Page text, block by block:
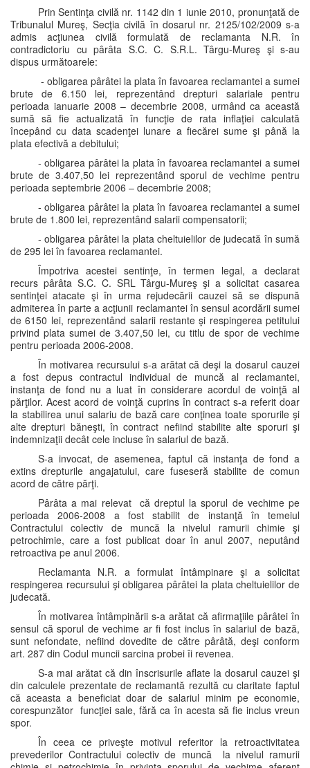
Prin Sentinţa civilă nr. 1142 din 1 iunie 2010, pronunţată de
Tribunalul Mureş, Secţia civilă în dosarul nr. 2125/102/2009 s-a
admis acţiunea civilă formulată de reclamanta N.R. în
contradictoriu cu pârâta S.C. C. S.R.L. Târgu-Mureş şi s-au
dispus următoarele:
- obligarea pârâtei la plata în favoarea reclamantei a sumei
brute de 6.150 lei, reprezentând drepturi salariale pentru
perioada ianuarie 2008 – decembrie 2008, urmând ca această
sumă să fie actualizată în funcţie de rata inflaţiei calculată
începând cu data scadenţei lunare a fiecărei sume şi până la
plata efectivă a debitului;
- obligarea pârâtei la plata în favoarea reclamantei a sumei
brute de 3.407,50 lei reprezentând sporul de vechime pentru
perioada septembrie 2006 – decembrie 2008;
- obligarea pârâtei la plata în favoarea reclamantei a sumei
brute de 1.800 lei, reprezentând salarii compensatorii;
- obligarea pârâtei la plata cheltuielilor de judecată în sumă
de 295 lei în favoarea reclamantei.
Împotriva acestei sentinţe, în termen legal, a declarat
recurs pârâta S.C. C. SRL Târgu-Mureş şi a solicitat casarea
sentinţei atacate şi în urma rejudecării cauzei să se dispună
admiterea în parte a acţiunii reclamantei în sensul acordării sumei
de 6150 lei, reprezentând salarii restante şi respingerea petitului
privind plata sumei de 3.407,50 lei, cu titlu de spor de vechime
pentru perioada 2006-2008.
În motivarea recursului s-a arătat că deşi la dosarul cauzei
a fost depus contractul individual de muncă al reclamantei,
instanţa de fond nu a luat în considerare acordul de voinţă al
părţilor. Acest acord de voinţă cuprins în contract s-a referit doar
la stabilirea unui salariu de bază care conţinea toate sporurile şi
alte drepturi băneşti, în contract nefiind stabilite alte sporuri şi
indemnizaţii decât cele incluse în salariul de bază.
S-a invocat, de asemenea, faptul că instanţa de fond a
extins drepturile angajatului, care fuseseră stabilite de comun
acord de către părţi.
Pârâta a mai relevat că dreptul la sporul de vechime pe
perioada 2006-2008 a fost stabilit de instanţă în temeiul
Contractului colectiv de muncă la nivelul ramurii chimie şi
petrochimie, care a fost publicat doar în anul 2007, neputând
retroactiva pe anul 2006.
Reclamanta N.R. a formulat întâmpinare şi a solicitat
respingerea recursului şi obligarea pârâtei la plata cheltuielilor de
judecată.
În motivarea întâmpinării s-a arătat că afirmaţiile pârâtei în
sensul că sporul de vechime ar fi fost inclus în salariul de bază,
sunt nefondate, nefiind dovedite de către pârâtă, deşi conform
art. 287 din Codul muncii sarcina probei îi revenea.
S-a mai arătat că din înscrisurile aflate la dosarul cauzei şi
din calculele prezentate de reclamantă rezultă cu claritate faptul
că aceasta a beneficiat doar de salariul minim pe economie,
corespunzător funcţiei sale, fără ca în acesta să fie inclus vreun
spor.
În ceea ce priveşte motivul referitor la retroactivitatea
prevederilor Contractului colectiv de muncă la nivelul ramurii